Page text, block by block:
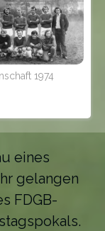
1974
eines
gelangen
FDGB-